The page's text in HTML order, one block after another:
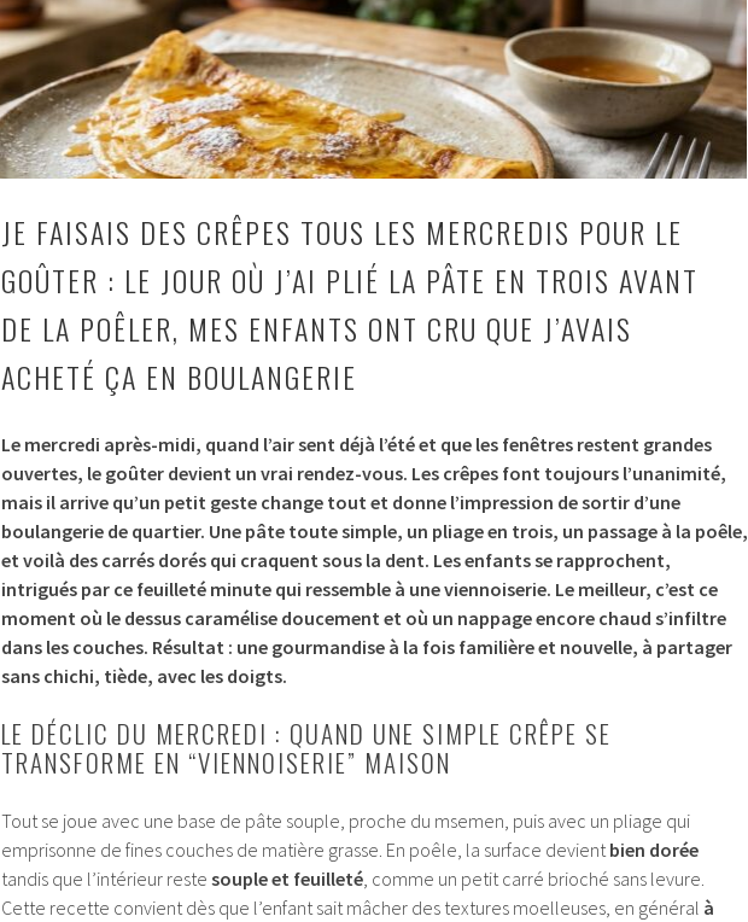
JE FAISAIS DES CRÊPES TOUS LES MERCREDIS POUR LE
GOÛTER : LE JOUR OÙ J’AI PLIÉ LA PÂTE EN TROIS AVANT
DE LA POÊLER, MES ENFANTS ONT CRU QUE J’AVAIS
ACHETÉ ÇA EN BOULANGERIE
Le mercredi après-midi, quand l’air sent déjà l’été et que les fenêtres restent grandes
ouvertes, le goûter devient un vrai rendez-vous. Les crêpes font toujours l’unanimité,
mais il arrive qu’un petit geste change tout et donne l’impression de sortir d’une
boulangerie de quartier. Une pâte toute simple, un pliage en trois, un passage à la poêle,
et voilà des carrés dorés qui craquent sous la dent. Les enfants se rapprochent,
intrigués par ce feuilleté minute qui ressemble à une viennoiserie. Le meilleur, c’est ce
moment où le dessus caramélise doucement et où un nappage encore chaud s’infiltre
dans les couches. Résultat : une gourmandise à la fois familière et nouvelle, à partager
sans chichi, tiède, avec les doigts.
LE DÉCLIC DU MERCREDI : QUAND UNE SIMPLE CRÊPE SE
TRANSFORME EN “VIENNOISERIE” MAISON
Tout se joue avec une base de pâte souple, proche du msemen, puis avec un pliage qui
emprisonne de fines couches de matière grasse. En poêle, la surface devient bien dorée
tandis que l’intérieur reste souple et feuilleté , comme un petit carré brioché sans levure.
Cette recette convient dès que l’enfant sait mâcher des textures moelleuses, en général à